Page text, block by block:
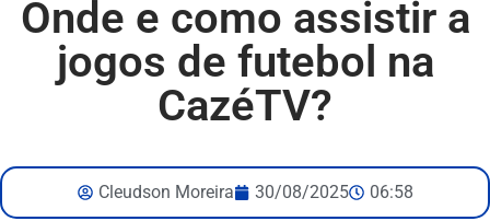
Onde e como assistir a
jogos de futebol na
CazéTV?
Cleudson Moreira 30/08/2025 06:58